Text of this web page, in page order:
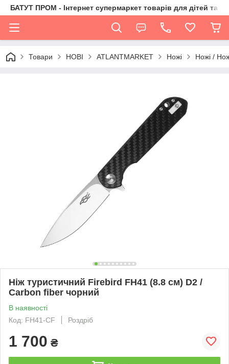
БАТУТ ПРОМ - Інтернет супермаркет товарів для дітей та їх
Товари НОВІ ATLANTMARKET Ножі Ножі /
Ніж туристичний Firebird FH41 (8.8 см) D2 /
Carbon fiber чорний
В наявності
Код: FH41-CF
Роздріб
1 700 ₴